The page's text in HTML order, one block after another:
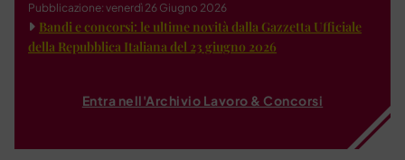
Pubblicazione: venerdì 26 Giugno 2026
Bandi e concorsi: le ultime novità dalla Gazzetta Ufficiale
della Repubblica Italiana del 23 giugno 2026
Entra nell'Archivio Lavoro & Concorsi